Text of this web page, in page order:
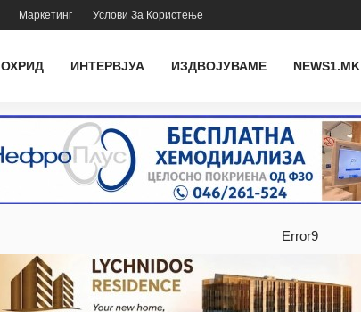
Маркетинг Услови За Користење
ОХРИД ИНТЕРВЈУА ИЗДВОЈУВАМЕ NEWS1.MK
Error9